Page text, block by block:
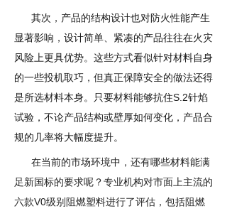
其次，产品的结构设计也对防火性能产生
显著影响，设计简单、紧凑的产品往往在火灾
风险上更具优势。这些方式看似针对材料自身
的一些投机取巧，但真正保障安全的做法还得
是所选材料本身。只要材料能够抗住S.2针焰
试验，不论产品结构或壁厚如何变化，产品合
规的几率将大幅度提升。
在当前的市场环境中，还有哪些材料能满
足新国标的要求呢？专业机构对市面上主流的
六款V0级别阻燃塑料进行了评估，包括阻燃